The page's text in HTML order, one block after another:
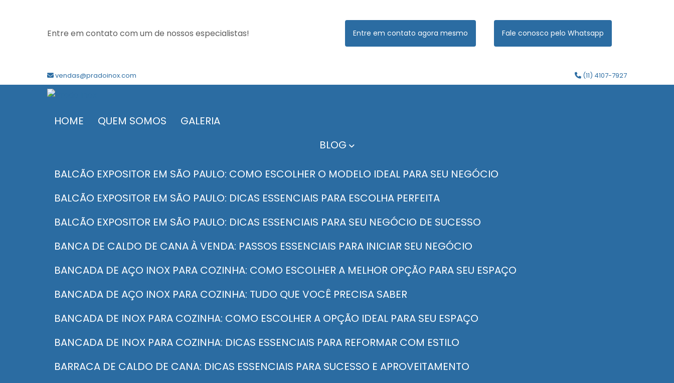
Entre em contato com um de nossos especialistas! Entre em contato agora mesmo Fale conosco pelo Whatsapp
vendas@pradoinox.com (11) 4107-7927
HOME QUEM SOMOS
GALERIA
BLOG
BALCÃO EXPOSITOR EM SÃO PAULO: COMO ESCOLHER O MODELO IDEAL PARA SEU NEGÓCIO
BALCÃO EXPOSITOR EM SÃO PAULO: DICAS ESSENCIAIS PARA ESCOLHA PERFEITA
BALCÃO EXPOSITOR EM SÃO PAULO: DICAS ESSENCIAIS PARA SEU NEGÓCIO DE SUCESSO
BANCA DE CALDO DE CANA À VENDA: PASSOS ESSENCIAIS PARA INICIAR SEU NEGÓCIO
BANCADA DE AÇO INOX PARA COZINHA: COMO ESCOLHER A MELHOR OPÇÃO PARA SEU ESPAÇO
BANCADA DE AÇO INOX PARA COZINHA: TUDO QUE VOCÊ PRECISA SABER
BANCADA DE INOX PARA COZINHA: COMO ESCOLHER A OPÇÃO IDEAL PARA SEU ESPAÇO
BANCADA DE INOX PARA COZINHA: DICAS ESSENCIAIS PARA REFORMAR COM ESTILO
BARRACA DE CALDO DE CANA: DICAS ESSENCIAIS PARA SUCESSO E APROVEITAMENTO